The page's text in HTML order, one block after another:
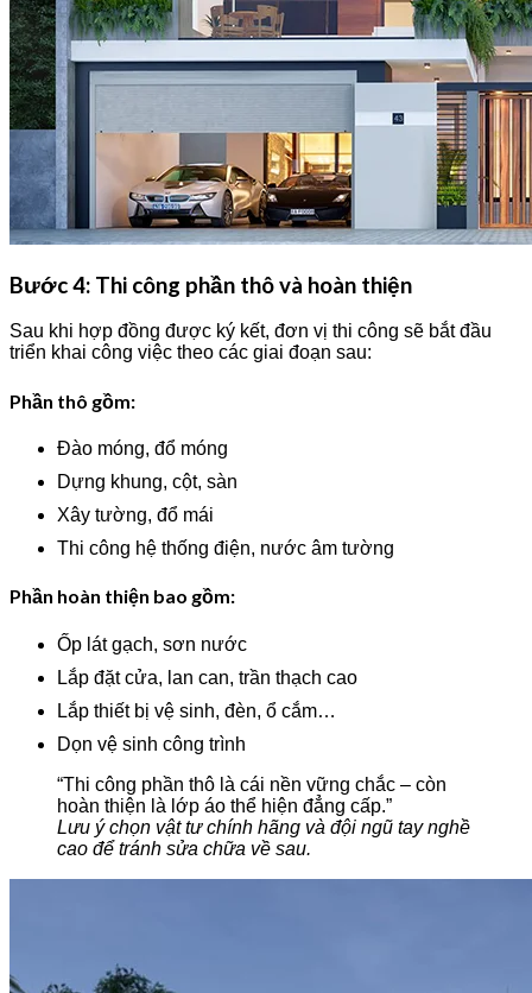
Bước 4: Thi công phần thô và hoàn thiện
Sau khi hợp đồng được ký kết, đơn vị thi công sẽ bắt đầu
triển khai công việc theo các giai đoạn sau:
Phần thô gồm:
Đào móng, đổ móng
Dựng khung, cột, sàn
Xây tường, đổ mái
Thi công hệ thống điện, nước âm tường
Phần hoàn thiện bao gồm:
Ốp lát gạch, sơn nước
Lắp đặt cửa, lan can, trần thạch cao
Lắp thiết bị vệ sinh, đèn, ổ cắm…
Dọn vệ sinh công trình
“Thi công phần thô là cái nền vững chắc – còn
hoàn thiện là lớp áo thể hiện đẳng cấp.”
Lưu ý chọn vật tư chính hãng và đội ngũ tay nghề
cao để tránh sửa chữa về sau.